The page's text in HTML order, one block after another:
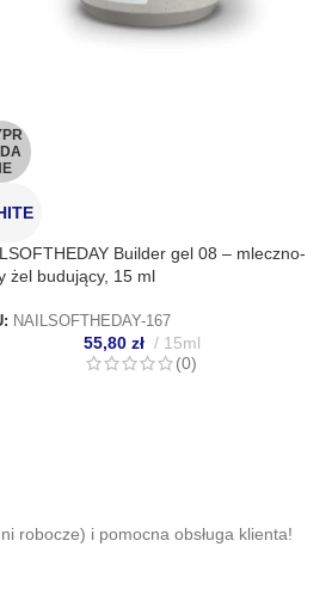
Builder gel 08 – mleczno-
żel budujący, 15 ml
NAILSOFTHEDAY-167
55,80 zł
15ml
(0)
robocze) i pomocna obsługa klienta!